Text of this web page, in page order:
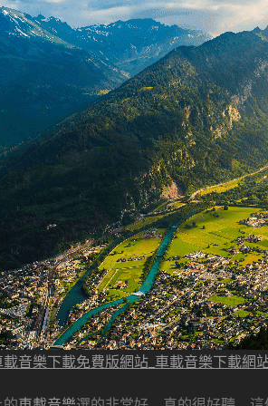
載音樂下載免費版網站_車載音樂下載網